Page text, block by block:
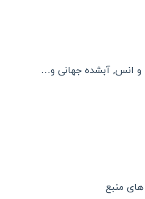
و انس, آبشده جهانی و…
منبع